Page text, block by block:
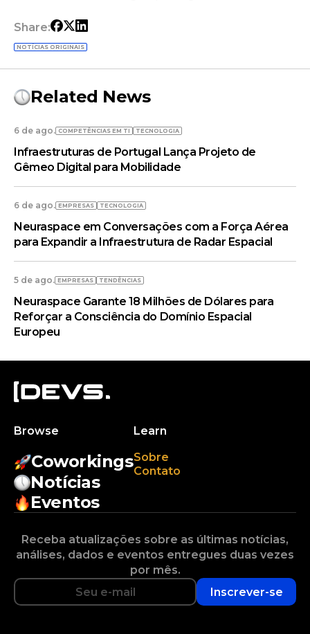
Share:
NOTÍCIAS ORIGINAIS
Related News
6 de ago. COMPETÊNCIAS EM TI TECNOLOGIA
Infraestruturas de Portugal Lança Projeto de
Gêmeo Digital para Mobilidade
6 de ago. EMPRESAS TECNOLOGIA
Neuraspace em Conversações com a Força Aérea
para Expandir a Infraestrutura de Radar Espacial
5 de ago. EMPRESAS TENDÊNCIAS
Neuraspace Garante 18 Milhões de Dólares para
Reforçar a Consciência do Domínio Espacial
Europeu
Browse
Coworkings
Notícias
Eventos
Learn
Sobre
Contato
Receba atualizações sobre as últimas notícias,
análises, dados e eventos entregues duas vezes
por mês.
Inscrever-se